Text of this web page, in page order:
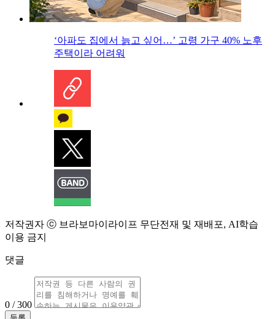
‘아파도 집에서 늙고 싶어…’ 고령 가구 40% 노후
주택이라 어려워
저작권자 ⓒ 브라보마이라이프 무단전재 및 재배포, AI학습
이용 금지
댓글
0 / 300